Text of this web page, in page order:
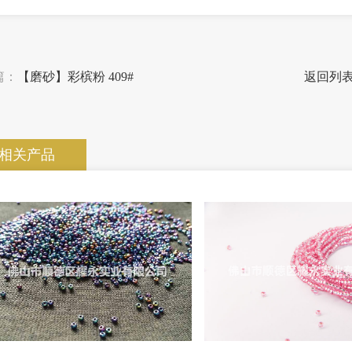
【磨砂】彩槟粉 409# 返回列
关产品